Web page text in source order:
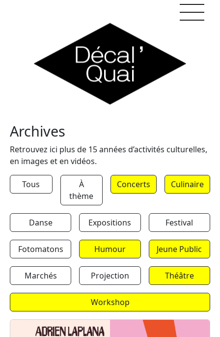
Archives
Retrouvez ici plus de 15 années d’activités culturelles,
en images et en vidéos.
Tous
À
thème
Concerts Culinaire
Danse Expositions Festival
Fotomatons Humour Jeune Public
Marchés Projection Théâtre
Workshop